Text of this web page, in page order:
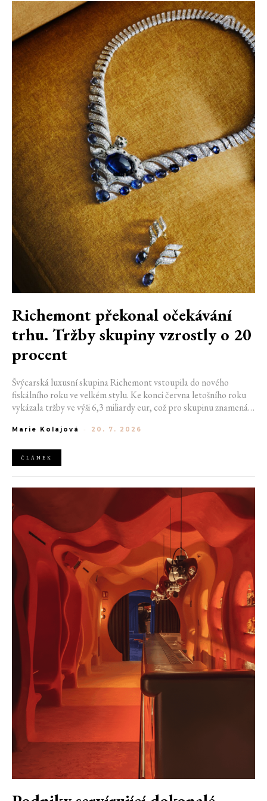
Richemont překonal očekávání
trhu. Tržby skupiny vzrostly o 20
procent
Švýcarská luxusní skupina Richemont vstoupila do nového
fiskálního roku ve velkém stylu. Ke konci června letošního roku
vykázala tržby ve výši 6,3 miliardy eur, což pro skupinu znamená
luxusním zůstává i přes přetrvávající ekonomickou nejistotu
Marie Kolajová - 20. 7. 2026
ČLÁNEK